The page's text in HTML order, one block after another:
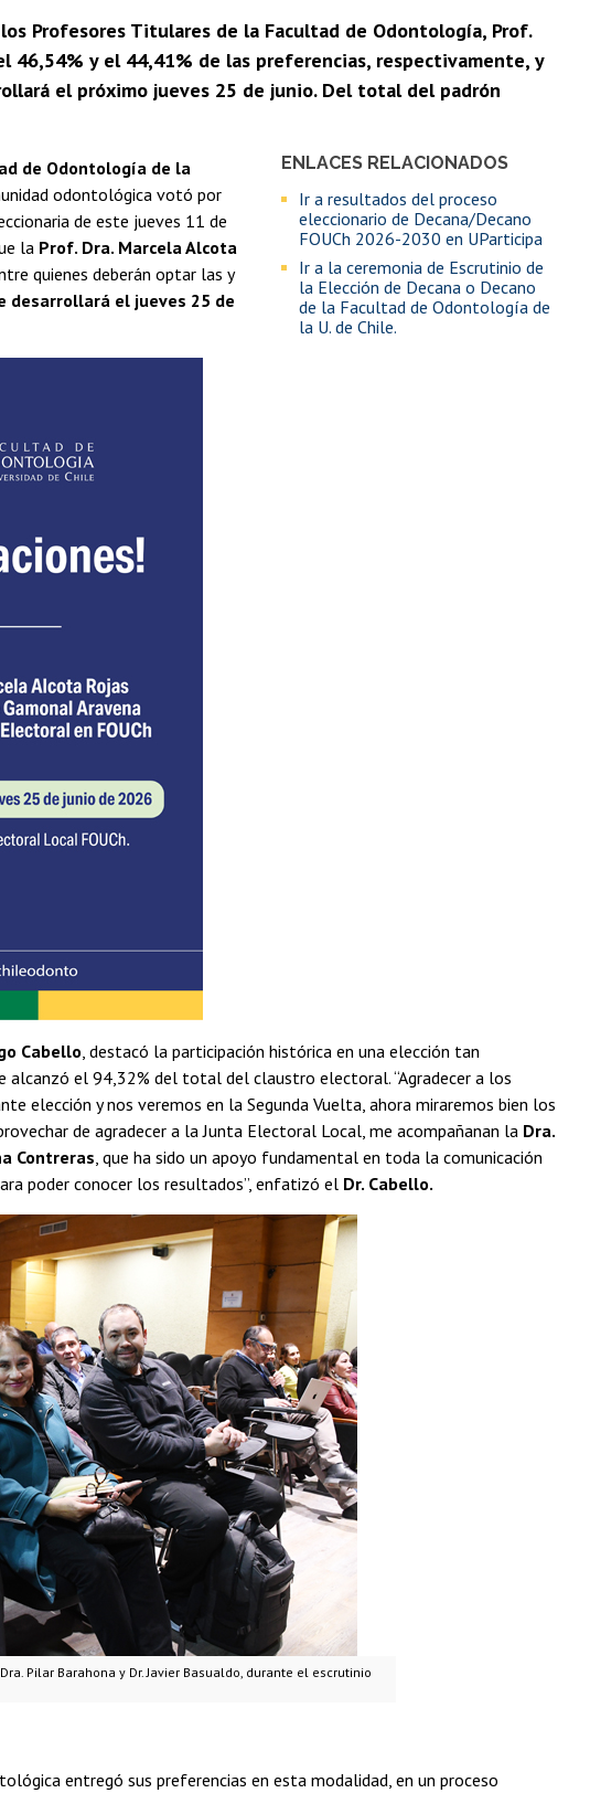
Profesores Titulares de la Facultad de Odontología, Prof.
46,54% y el 44,41% de las preferencias, respectivamente, y
el próximo jueves 25 de junio. Del total del padrón
ENLACES RELACIONADOS
Ir a resultados del proceso
eleccionario de Decana/Decano
FOUCh 2026-2030 en UParticipa
Ir a la ceremonia de Escrutinio de
la Elección de Decana o Decano
de la Facultad de Odontología de
la U. de Chile.
de Odontología de la
odontológica votó por
de este jueves 11 de
la Prof. Dra. Marcela Alcota
quienes deberán optar las y
desarrollará el jueves 25 de
Cabello , destacó la participación histórica en una elección tan
el 94,32% del total del claustro electoral. “Agradecer a los
elección y nos veremos en la Segunda Vuelta, ahora miraremos bien los
de agradecer a la Junta Electoral Local, me acompañanan la Dra.
Contreras , que ha sido un apoyo fundamental en toda la comunicación
poder conocer los resultados”, enfatizó el Dr. Cabello.
Pilar Barahona y Dr. Javier Basualdo, durante el escrutinio
entregó sus preferencias en esta modalidad, en un proceso